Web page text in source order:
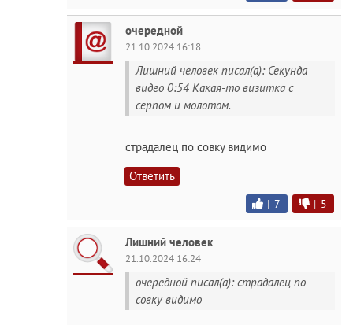
очередной
21.10.2024 16:18
Лишний человек писал(а): Секунда
видео 0:54 Какая-то визитка с
серпом и молотом.
страдалец по совку видимо
Ответить
| 7 | 5
Лишний человек
21.10.2024 16:24
очередной писал(а): страдалец по
совку видимо